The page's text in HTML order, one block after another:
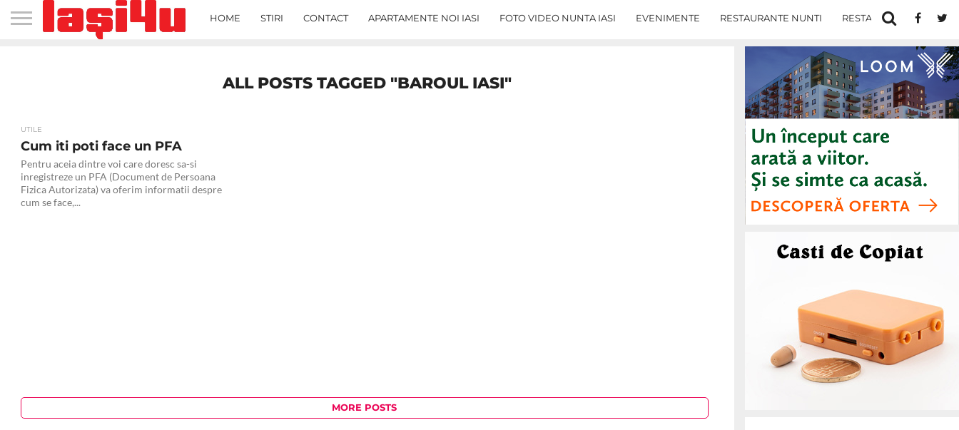
HOME STIRI CONTACT APARTAMENTE NOI IASI FOTO VIDEO NUNTA IASI EVENIMENTE RESTAURANTE NUNTI RESTAURANTE IN IASI
ALL POSTS TAGGED "BAROUL IASI"
UTILE
Cum iti poti face un PFA
Pentru aceia dintre voi care doresc sa-si
inregistreze un PFA (Document de Persoana
Fizica Autorizata) va oferim informatii despre
cum se face,...
MORE POSTS